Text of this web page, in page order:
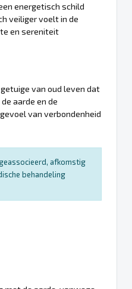
energetisch schild
veiliger voelt in de
en sereniteit
van oud leven dat
aarde en de
van verbondenheid
afkomstig
behandeling